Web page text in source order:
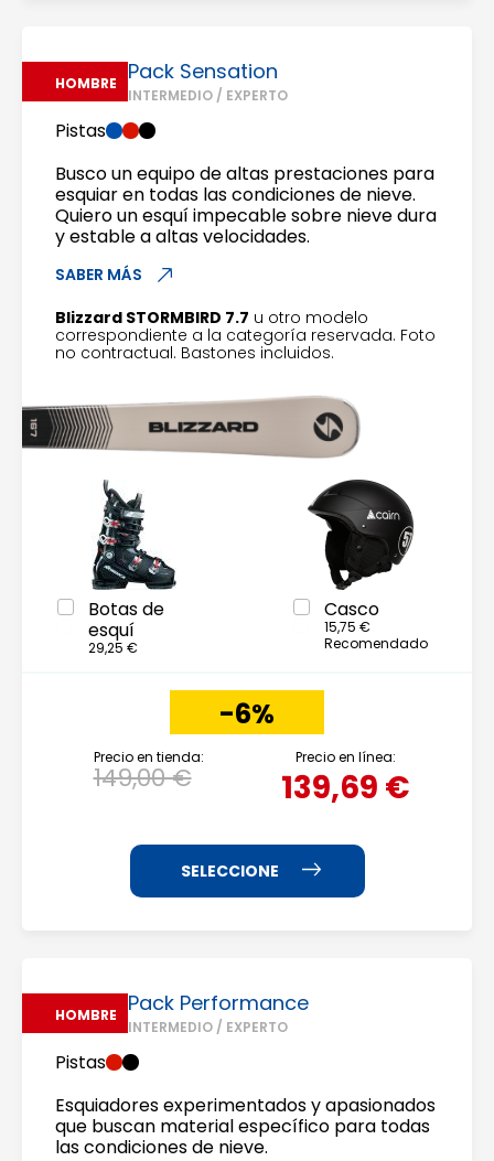
HOMBRE Pack Sensation
INTERMEDIO / EXPERTO
Pistas
Busco un equipo de altas prestaciones para
esquiar en todas las condiciones de nieve.
Quiero un esquí impecable sobre nieve dura
y estable a altas velocidades.
SABER MÁS
Blizzard STORMBIRD 7.7 u otro modelo
correspondiente a la categoría reservada. Foto
no contractual. Bastones incluidos.
Botas de
esquí
29,25 €
Casco
15,75 €
Recomendado
-6%
Precio en tienda:
149,00 €
Precio en línea:
139,69 €
HOMBRE Pack Performance
INTERMEDIO / EXPERTO
Pistas
Esquiadores experimentados y apasionados
que buscan material específico para todas
las condiciones de nieve.